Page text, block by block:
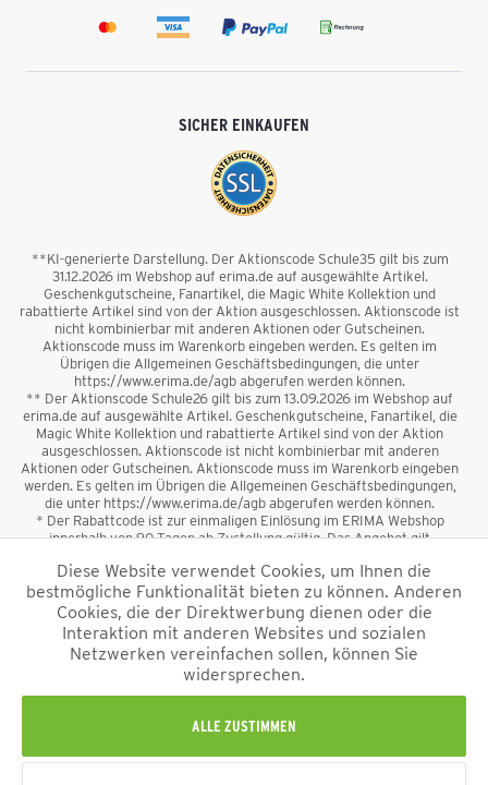
SICHER EINKAUFEN
**KI-generierte Darstellung. Der Aktionscode Schule35 gilt bis zum
31.12.2026 im Webshop auf erima.de auf ausgewählte Artikel.
Geschenkgutscheine, Fanartikel, die Magic White Kollektion und
rabattierte Artikel sind von der Aktion ausgeschlossen. Aktionscode ist
nicht kombinierbar mit anderen Aktionen oder Gutscheinen.
Aktionscode muss im Warenkorb eingeben werden. Es gelten im
Übrigen die Allgemeinen Geschäftsbedingungen, die unter
https://www.erima.de/agb abgerufen werden können.
** Der Aktionscode Schule26 gilt bis zum 13.09.2026 im Webshop auf
erima.de auf ausgewählte Artikel. Geschenkgutscheine, Fanartikel, die
Magic White Kollektion und rabattierte Artikel sind von der Aktion
ausgeschlossen. Aktionscode ist nicht kombinierbar mit anderen
Aktionen oder Gutscheinen. Aktionscode muss im Warenkorb eingeben
werden. Es gelten im Übrigen die Allgemeinen Geschäftsbedingungen,
die unter https://www.erima.de/agb abgerufen werden können.
* Der Rabattcode ist zur einmaligen Einlösung im ERIMA Webshop
innerhalb von 90 Tagen ab Zustellung gültig. Das Angebot gilt
sowie Geschenkgutscheine sind vom Rabatt ausgeschlossen. Der
Rabattcode ist nicht mit anderen Aktionen oder Gutscheinen
kombinierbar. Der Mindestbestellwert beträgt 50 €
*Alle Preise verstehen sich inkl. Mehrwertsteuer und zzgl.
und ggf. Nachnahmegebühren, wenn nicht anders
beschrieben.
Diese Website verwendet Cookies, um Ihnen die
bestmögliche Funktionalität bieten zu können. Anderen
Cookies, die der Direktwerbung dienen oder die
Interaktion mit anderen Websites und sozialen
Netzwerken vereinfachen sollen, können Sie
widersprechen.